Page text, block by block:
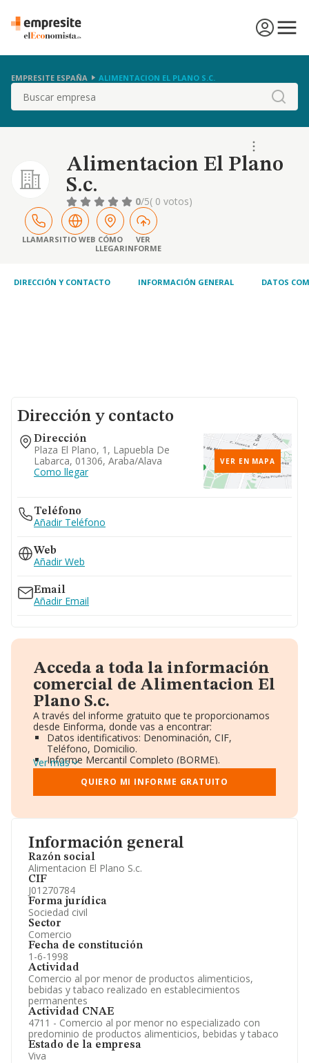
EMPRESITE ESPAÑA ALIMENTACION EL PLANO S.C.
Buscar
Alimentacion El Plano
S.c.
0/5( 0 votos)
LLAMARSITIO WEB CÓMO
LLEGAR
VER
INFORME
DIRECCIÓN Y CONTACTO INFORMACIÓN GENERAL DATOS
Información general
Razón social
Alimentacion El Plano S.c.
CIF
J01270784
Forma jurídica
Sociedad civil
Sector
Comercio
Fecha de constitución
1-6-1998
Actividad
Comercio al por menor de productos alimenticios,
bebidas y tabaco realizado en establecimientos
permanentes
Actividad CNAE
4711 - Comercio al por menor no especializado con
predominio de productos alimenticios, bebidas y tabaco
Estado de la empresa
Viva
Dirección y contacto
Dirección
Plaza El Plano, 1, Lapuebla De
Labarca, 01306, Araba/alava
Como llegar
VER EN MAPA
Teléfono
Añadir Teléfono
Web
Añadir Web
Email
Añadir Email
Acceda a toda la información
comercial de Alimentacion El
Plano S.c.
A través del informe gratuito que te proporcionamos
desde Einforma, donde vas a encontrar:
Datos identificativos: Denominación, CIF,
Teléfono, Domicilio.
Informe Mercantil Completo (BORME).
Gráficos de Evolución Ventas y Empleados.
Consejo de Administración y Administradores.
Directivos y Ejecutivos.
Información oficial y registral complementaria.
Ver más
QUIERO MI INFORME GRATUITO